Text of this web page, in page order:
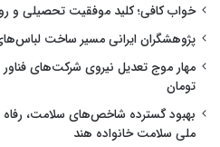
خواب کافی؛ کلید موفقیت تحصیلی و
پژوهشگران ایرانی مسیر ساخت
تومان
بهبود گسترده شاخص‌های سلامت، رفاه
ملی سلامت خانواده هند